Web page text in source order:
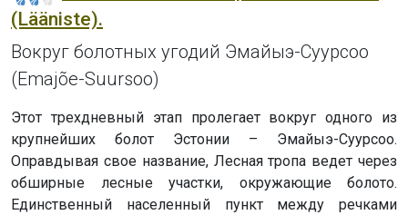
(Lääniste).
Вокруг болотных угодий Эмайыэ-Суурсоо
(Emajõe-Suursoo)
Этот трехдневный этап пролегает вокруг одного из
крупнейших болот Эстонии – Эмайыэ-Суурсоо.
Оправдывая свое название, Лесная тропа ведет через
обширные лесные участки, окружающие болото.
Единственный населенный пункт между речками